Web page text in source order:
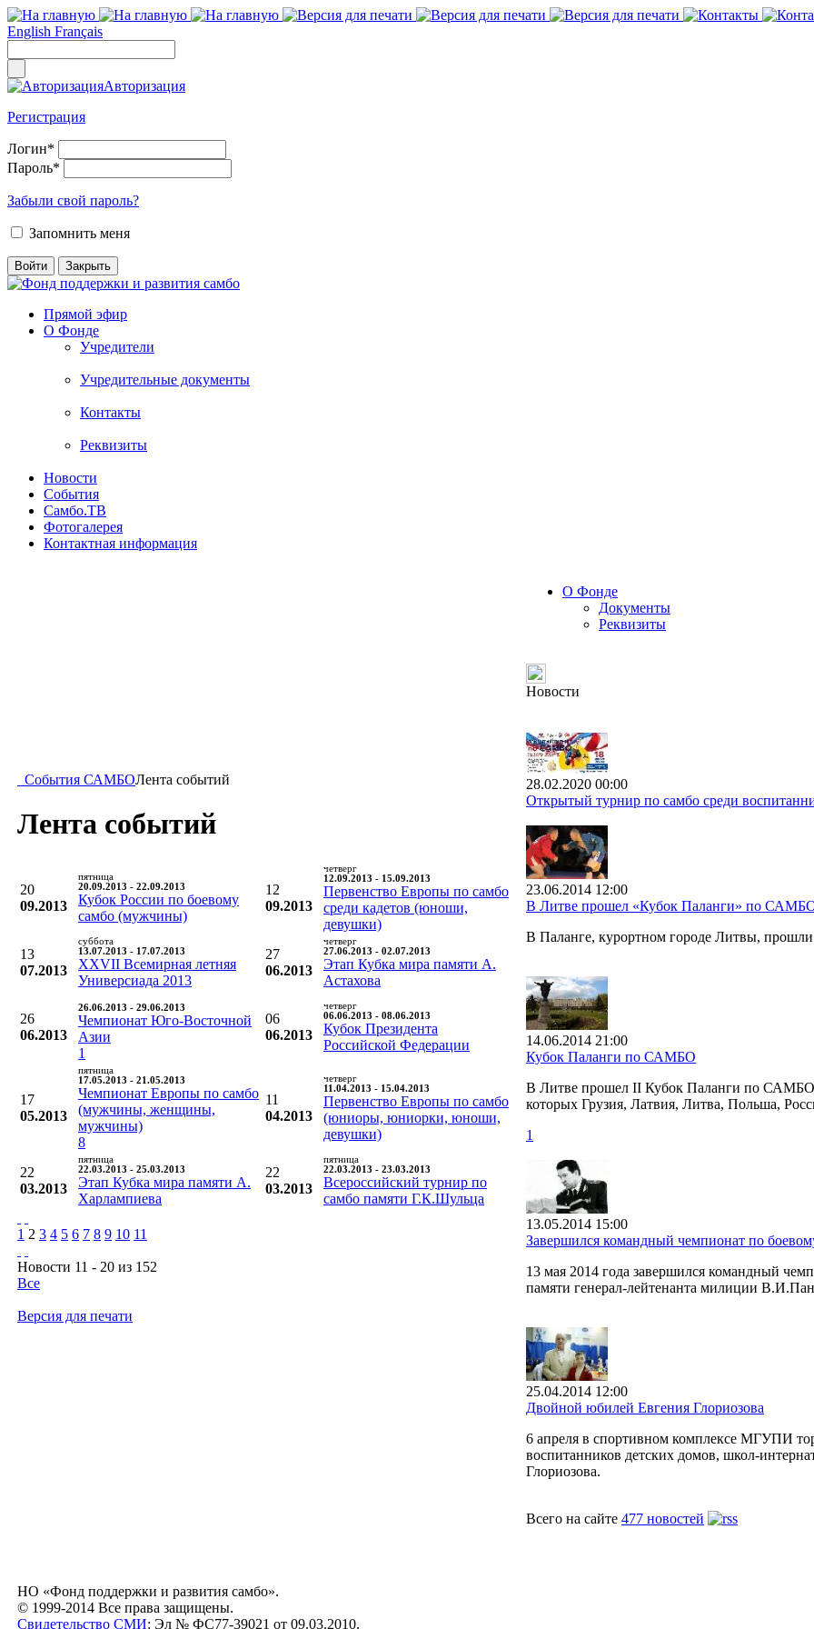
English Français
Авторизация
Регистрация
Логин*
Пароль*
Забыли свой пароль?
Запомнить меня
Прямой эфир
О Фонде
Учредители
Учредительные документы
Контакты
Реквизиты
Новости
События
Самбо.ТВ
Фотогалерея
Контактная информация
События САМБОЛента событий
Лента событий
20
09.2013
пятница
20.09.2013 - 22.09.2013
Кубок России по боевому
самбо (мужчины)
12
09.2013
четверг
12.09.2013 - 15.09.2013
Первенство Европы по самбо
среди кадетов (юноши,
девушки)
13
07.2013
суббота
13.07.2013 - 17.07.2013
XXVII Всемирная летняя
Универсиада 2013
27
06.2013
четверг
27.06.2013 - 02.07.2013
Этап Кубка мира памяти А.
Астахова
26
06.2013
26.06.2013 - 29.06.2013
Чемпионат Юго-Восточной
Азии
1
06
06.2013
четверг
06.06.2013 - 08.06.2013
Кубок Президента
Российской Федерации
17
05.2013
пятница
17.05.2013 - 21.05.2013
Чемпионат Европы по самбо
(мужчины, женщины,
мужчины)
8
11
04.2013
четверг
11.04.2013 - 15.04.2013
Первенство Европы по самбо
(юниоры, юниорки, юноши,
девушки)
22
03.2013
пятница
22.03.2013 - 25.03.2013
Этап Кубка мира памяти А.
Харлампиева
22
03.2013
пятница
22.03.2013 - 23.03.2013
Всероссийский турнир по
самбо памяти Г.К.Шульца
1 2 3 4 5 6 7 8 9 10 11
Новости 11 - 20 из 152
Все
Версия для печати
О Фонде
Документы
Реквизиты
Новости
28.02.2020 00:00
Открытый турнир по самбо среди
23.06.2014 12:00
В Литве прошел «Кубок Паланги» по
В Паланге, курортном городе Литвы,
14.06.2014 21:00
Кубок Паланги по САМБО
В Литве прошел II Кубок Паланги по САМБО.
которых Грузия, Латвия, Литва, Польша,
1
13.05.2014 15:00
Завершился командный чемпионат по
13 мая 2014 года завершился командный
памяти генерал-лейтенанта милиции
25.04.2014 12:00
Двойной юбилей Евгения Глориозова
6 апреля в спортивном комплексе МГУПИ
воспитанников детских домов, школ-
Глориозова.
Всего на сайте 477 новостей
НО «Фонд поддержки и развития самбо».
© 1999-2014 Все права защищены.
Свидетельство СМИ: Эл № ФС77-39021 от 09.03.2010.